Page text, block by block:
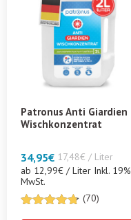
Patronus Anti Giardien
Wischkonzentrat
34,95€ 17,48€ / Liter
ab 12,99€ / Liter Inkl. 19%
MwSt.
(70)